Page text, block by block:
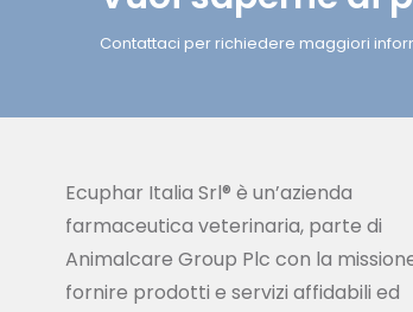
Contattaci per richiedere maggiori
Ecuphar Italia Srl® è un’azienda
farmaceutica veterinaria, parte di
Animalcare Group Plc con la
fornire prodotti e servizi affidabili ed